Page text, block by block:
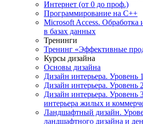
Интернет (от 0 до проф.)
Программирование на C++
Microsoft Access. Обработка
в базах данных
Тренинги
Тренинг «Эффективные
Курсы дизайна
Основы дизайна
Дизайн интерьера.
Дизайн интерьера. Уровень
Дизайн интерьера. Уровень
интерьера жилых и
Ландшафтный дизайн.
ландшафтного дизайна и